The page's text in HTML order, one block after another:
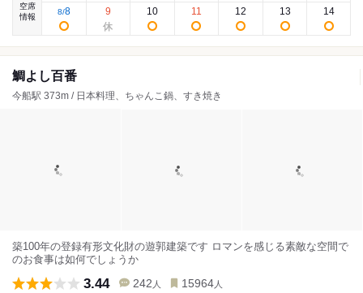
空席
情報
8/8 9 10 11 12 13 14
鯛よし百番
今船駅 373m / 日本料理、ちゃんこ鍋、すき焼き
築100年の登録有形文化財の遊郭建築です ロマンを感じる素敵な空間で
のお食事は如何でしょうか
3.44 242 人 15964 人